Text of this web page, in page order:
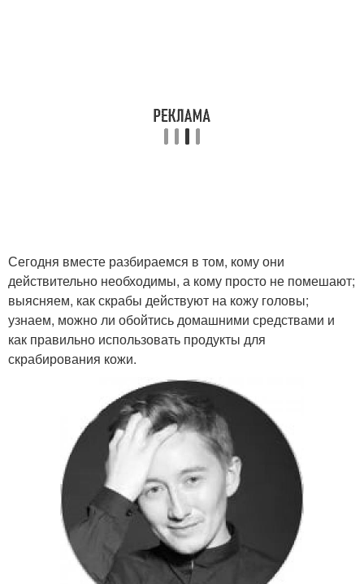
Сегодня вместе разбираемся в том, кому они
действительно необходимы, а кому просто не помешают;
выясняем, как скрабы действуют на кожу головы;
узнаем, можно ли обойтись домашними средствами и
как правильно использовать продукты для
скрабирования кожи.